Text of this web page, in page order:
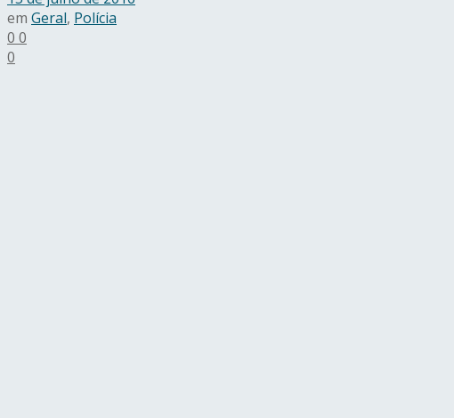
em Geral, Polícia
0 0
0